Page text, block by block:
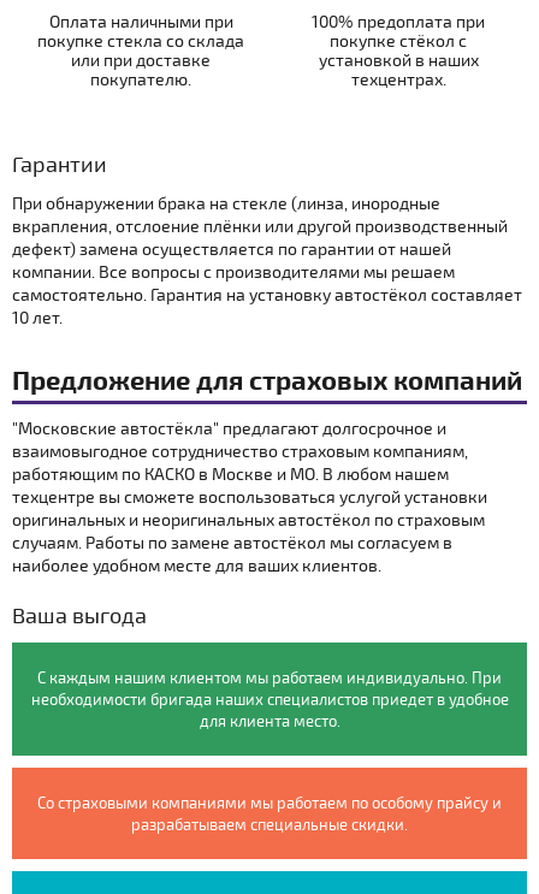
Оплата наличными при
покупке стекла со склада
или при доставке
покупателю.
100% предоплата при
покупке стёкол с
установкой в наших
техцентрах.
Гарантии
При обнаружении брака на стекле (линза, инородные
вкрапления, отслоение плёнки или другой производственный
дефект) замена осуществляется по гарантии от нашей
компании. Все вопросы с производителями мы решаем
самостоятельно. Гарантия на установку автостёкол составляет
10 лет.
Предложение для страховых компаний
"Московские автостёкла" предлагают долгосрочное и
взаимовыгодное сотрудничество страховым компаниям,
работяющим по КАСКО в Москве и МО. В любом нашем
техцентре вы сможете воспользоваться услугой установки
оригинальных и неоригинальных автостёкол по страховым
случаям. Работы по замене автостёкол мы согласуем в
наиболее удобном месте для ваших клиентов.
Ваша выгода
С каждым нашим клиентом мы работаем индивидуально. При
необходимости бригада наших специалистов приедет в удобное
для клиента место.
Со страховыми компаниями мы работаем по особому прайсу и
разрабатываем специальные скидки.